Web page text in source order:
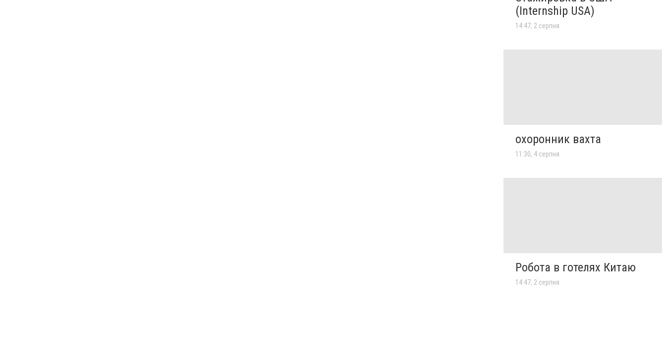
(Internship USA)
14:47, 2 серпня
охоронник вахта
11:30, 4 серпня
Робота в готелях Китаю
14:47, 2 серпня